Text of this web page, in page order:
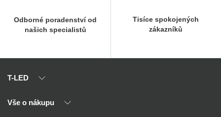
Odborné poradenství od
našich specialistů
Tisíce spokojených
zákazníků
T-LED
O nás
Vše o nákupu